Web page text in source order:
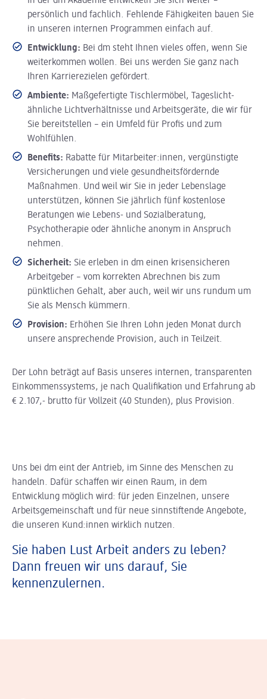
persönlich und fachlich. Fehlende Fähigkeiten bauen Sie
in unseren internen Programmen einfach auf.
Entwicklung: Bei dm steht Ihnen vieles offen, wenn Sie
weiterkommen wollen. Bei uns werden Sie ganz nach
Ihren Karrierezielen gefördert.
Ambiente: Maßgefertigte Tischlermöbel, Tageslicht-
ähnliche Lichtverhältnisse und Arbeitsgeräte, die wir für
Sie bereitstellen – ein Umfeld für Profis und zum
Wohlfühlen.
Benefits: Rabatte für Mitarbeiter:innen, vergünstigte
Versicherungen und viele gesundheitsfördernde
Maßnahmen. Und weil wir Sie in jeder Lebenslage
unterstützen, können Sie jährlich fünf kostenlose
Beratungen wie Lebens- und Sozialberatung,
Psychotherapie oder ähnliche anonym in Anspruch
nehmen.
Sicherheit: Sie erleben in dm einen krisensicheren
Arbeitgeber – vom korrekten Abrechnen bis zum
pünktlichen Gehalt, aber auch, weil wir uns rundum um
Sie als Mensch kümmern.
Provision: Erhöhen Sie Ihren Lohn jeden Monat durch
unsere ansprechende Provision, auch in Teilzeit.
Der Lohn beträgt auf Basis unseres internen, transparenten
Einkommenssystems, je nach Qualifikation und Erfahrung ab
€ 2.107,- brutto für Vollzeit (40 Stunden), plus Provision.
Uns bei dm eint der Antrieb, im Sinne des Menschen zu
handeln. Dafür schaffen wir einen Raum, in dem
Entwicklung möglich wird: für jeden Einzelnen, unsere
Arbeitsgemeinschaft und für neue sinnstiftende Angebote,
die unseren Kund:innen wirklich nutzen.
Sie haben Lust Arbeit anders zu leben?
Dann freuen wir uns darauf, Sie
kennenzulernen.